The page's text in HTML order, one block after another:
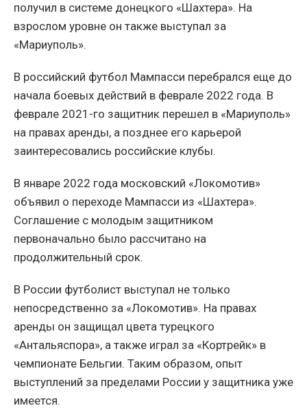
получил в системе донецкого «Шахтера». На
взрослом уровне он также выступал за
«Мариуполь».
В российский футбол Мампасси перебрался еще до
начала боевых действий в феврале 2022 года. В
феврале 2021-го защитник перешел в «Мариуполь»
на правах аренды, а позднее его карьерой
заинтересовались российские клубы.
В январе 2022 года московский «Локомотив»
объявил о переходе Мампасси из «Шахтера».
Соглашение с молодым защитником
первоначально было рассчитано на
продолжительный срок.
В России футболист выступал не только
непосредственно за «Локомотив». На правах
аренды он защищал цвета турецкого
«Антальяспора», а также играл за «Кортрейк» в
чемпионате Бельгии. Таким образом, опыт
выступлений за пределами России у защитника уже
имеется.